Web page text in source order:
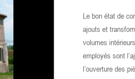
Le bon état de
ajouts et
volumes
employés sont
l’ouverture des